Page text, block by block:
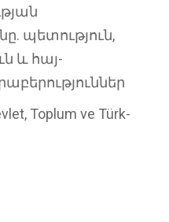
պետություն,
և հայ-
Toplum ve Türk-